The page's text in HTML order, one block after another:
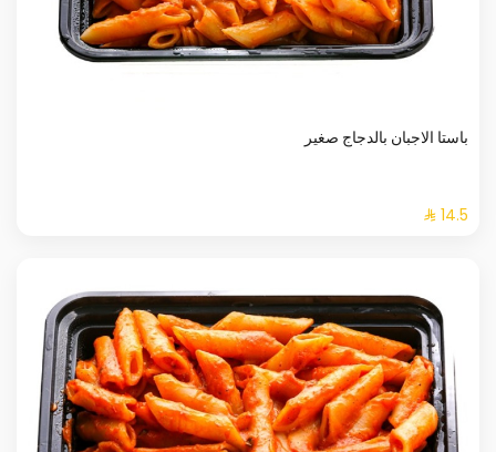
باستا الاجبان بالدجاج صغير